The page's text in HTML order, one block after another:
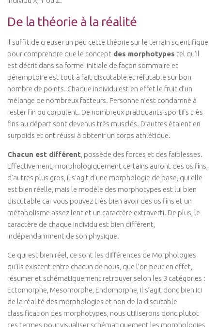
De la théorie à la réalité
Il suffit de creuser un peu cette théorie sur le terrain scientifique
pour comprendre que le concept des morphotypes tel qu’il
est décrit dans sa forme initiale de façon sommaire et
péremptoire est tout à fait discutable et réfutable sur bon
nombre de points. Chaque individu est en effet le fruit d’un
mélange de nombreux facteurs. Personne n’est condamné à
rester fin ou corpulent. De nombreux pratiquants sportifs très
fins au départ sont devenus très musclés. D’autres étaient en
surpoids et ont réussi à obtenir un corps athlétique.
Chacun est différent , possède des forces et des faiblesses.
Effectivement, morphologiquement certains auront des os fins,
d’autres plus gros, il s’agit d’une morphologie de base, qui elle
est bien réelle, mais le modèle des morphotypes est lui bien
discutable car vous pouvez très bien avoir des os fins et un
métabolisme assez lent et un caractère extraverti. De plus, le
caractère de chaque individu est bien différent,
indépendamment de son physique.
Ce qui est bien réel, ce sont les différences de Morphologies
qu’ils existent entre chacun de nous, que l’on peut en effet,
résumer et schématiquement retrouver selon les 3 catégories :
Ectomorphe, Mesomorphe, Endomorphe, il s’agit donc bien ici
de la réalité des morphologies et non de la discutable
classification des morphotypes, nous utiliserons donc plutot
ces termes pour visualiser schématiquement les morphologies